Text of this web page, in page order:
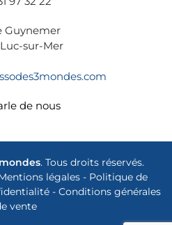
Guynemer
Luc-sur-Mer
de nous
. Tous droits réservés.
légales - Politique de
- Conditions générales
vente